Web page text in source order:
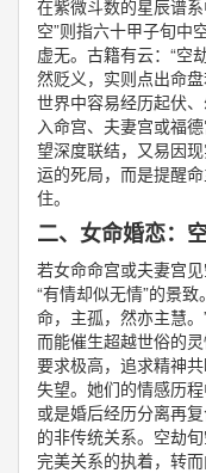
在紫微斗数的星辰谱
空”则指六十甲子旬中
虚无。古籍有云：“空
然贬义，实则点出命
世界中容易经历起伏
入命宫、夫妻宫或福
望深度联结，又易因
运的死局，而是提醒
住。
二、女命婚恋：
若女命命宫或夫妻宫
“有情却似无情”的景
命，主孤，然亦主慧
而能催生超越世俗的
要求极高，追求精神
失望。她们的情感历程
或是婚后经历分离再
的非传统关系。空劫
完美关系的执着，转